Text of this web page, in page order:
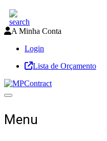
A Minha Conta
Login
Lista de Orçamento
Toggle navigation
Menu